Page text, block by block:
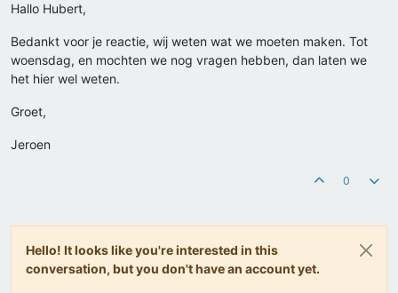
Hallo Hubert,
Bedankt voor je reactie, wij weten wat we moeten maken. Tot
woensdag, en mochten we nog vragen hebben, dan laten we
het hier wel weten.
Groet,
Jeroen
0
Hello! It looks like you're interested in this
conversation, but you don't have an account yet.